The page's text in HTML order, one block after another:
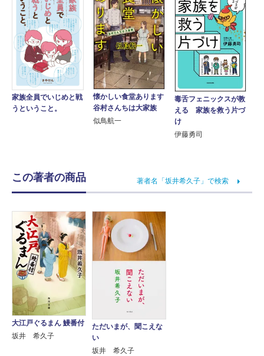
家族全員でいじめと戦
うということ。
懐かしい食堂あります
谷村さんちは大家族
似鳥航一
毒舌フェニックスが教
える 家族を救う片づ
け
伊藤勇司
この著者の商品 著者名「坂井希久子」で検索
大江戸ぐるまん 鰻番付
坂井 希久子
ただいまが、聞こえな
い
坂井 希久子